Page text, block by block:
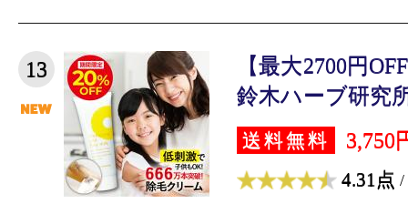
13
【最大2700円
鈴木ハーブ研究
送料無料 3,750
4.31点 /